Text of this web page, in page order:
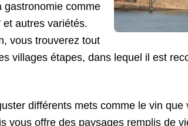
gastronomie comme
et autres variétés.
vous trouverez tout
villages étapes, dans lequel il est
différents mets comme le vin
vous offre des paysages remplis de